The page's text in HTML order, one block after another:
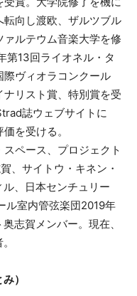
転向し渡欧、ザルツブル
ァルテウム音楽大学を修
第13回ライオネル・タ
際ヴィオラコンクール
ナリスト賞、特別賞を受
誌ウェブサイトに
を受ける。
スペース、プロジェクト
、サイトウ・キネン・
、日本センチュリー
ル室内管弦楽団2019年
志賀メンバー。現在、
）